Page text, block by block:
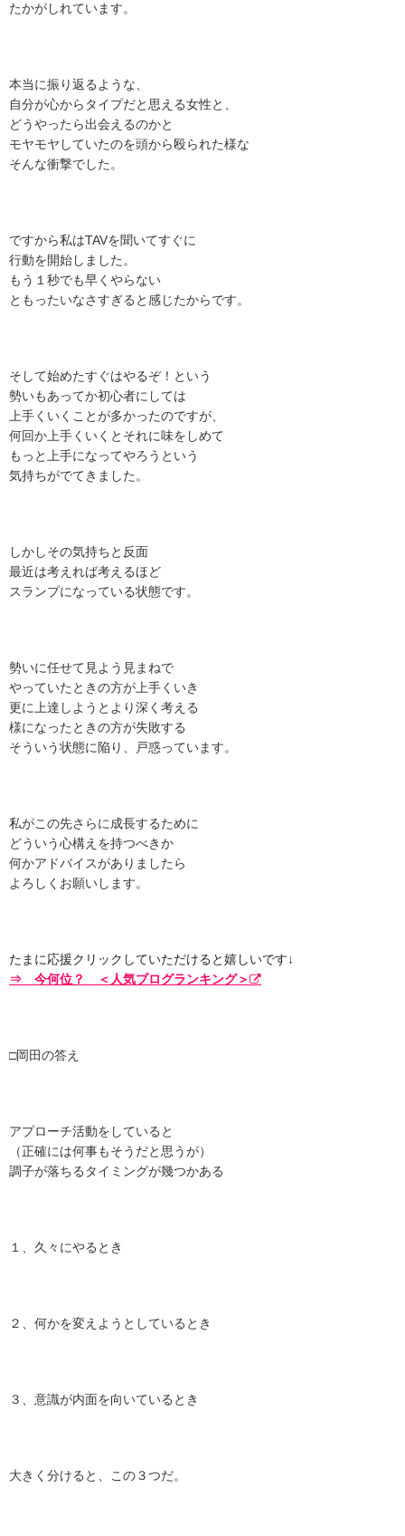
たかがしれています。
本当に振り返るような、
自分が心からタイプだと思える女性と、
どうやったら出会えるのかと
モヤモヤしていたのを頭から殴られた様な
そんな衝撃でした。
ですから私はTAVを聞いてすぐに
行動を開始しました。
もう１秒でも早くやらない
ともったいなさすぎると感じたからです。
そして始めたすぐはやるぞ！という
勢いもあってか初心者にしては
上手くいくことが多かったのですが、
何回か上手くいくとそれに味をしめて
もっと上手になってやろうという
気持ちがでてきました。
しかしその気持ちと反面
最近は考えれば考えるほど
スランプになっている状態です。
勢いに任せて見よう見まねで
やっていたときの方が上手くいき
更に上達しようとより深く考える
様になったときの方が失敗する
そういう状態に陥り、戸惑っています。
私がこの先さらに成長するために
どういう心構えを持つべきか
何かアドバイスがありましたら
よろしくお願いします。
たまに応援クリックしていただけると嬉しいです↓
⇒ 今何位？ ＜人気ブログランキング＞
□岡田の答え
アプローチ活動をしていると
（正確には何事もそうだと思うが）
調子が落ちるタイミングが幾つかある
１、久々にやるとき
２、何かを変えようとしているとき
３、意識が内面を向いているとき
大きく分けると、この３つだ。